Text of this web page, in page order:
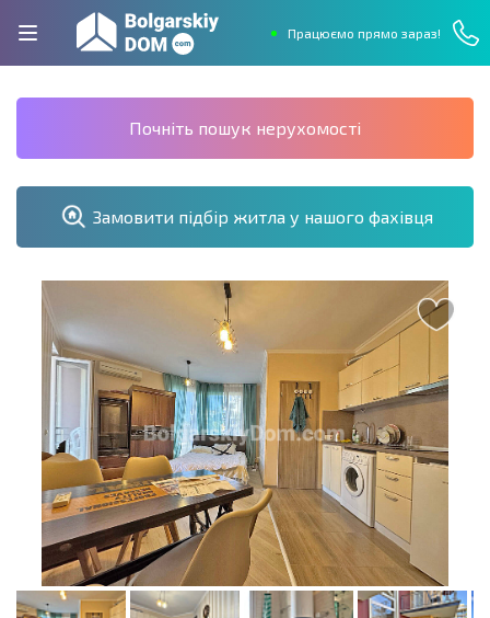
Працюємо прямо зараз!
Почніть пошук нерухомості
Замовити підбір житла у нашого фахівця